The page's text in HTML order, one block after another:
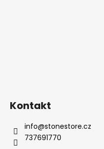
Kontakt
info@stonestore.cz
737691770